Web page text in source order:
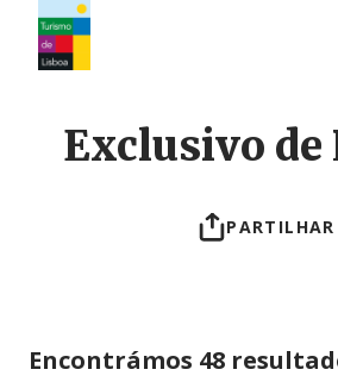
Exclusivo de
PARTILHAR
Encontrámos 48